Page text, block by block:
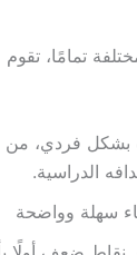
تمامًا،
بشكل فردي، من
الدراسية.
سهلة وواضحة